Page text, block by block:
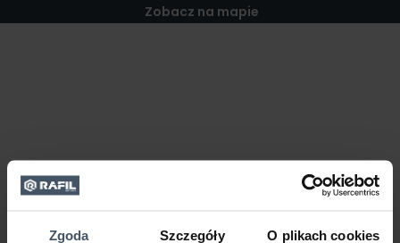
Zgoda Szczegóły O plikach cookies
Zobacz na mapie